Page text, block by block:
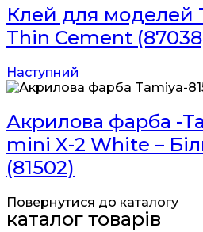
Клей для моделей
Thin Cement
Наступний
Акрилова фарба -
mini X-2 White –
(81502)
Повернутися до каталогу
каталог товарів